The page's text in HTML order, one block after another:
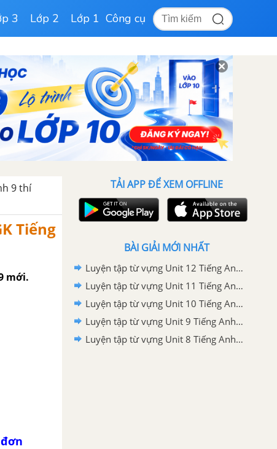
3 Lớp 2 Lớp 1 Công cụ
9 thí
Tiếng
mới.
TẢI APP ĐỂ XEM OFFLINE
BÀI GIẢI MỚI NHẤT
Luyện tập từ vựng Unit 12 Tiếng Anh 9 mới
Luyện tập từ vựng Unit 11 Tiếng Anh 9 mới
Luyện tập từ vựng Unit 10 Tiếng Anh 9 mới
Luyện tập từ vựng Unit 9 Tiếng Anh 9 mới
Luyện tập từ vựng Unit 8 Tiếng Anh 9 mới